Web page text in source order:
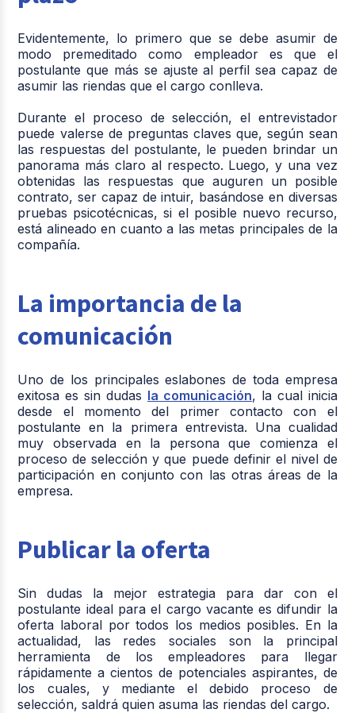
Evidentemente, lo primero que se debe asumir de
modo premeditado como empleador es que el
postulante que más se ajuste al perfil sea capaz de
asumir las riendas que el cargo conlleva.
Durante el proceso de selección, el entrevistador
puede valerse de preguntas claves que, según sean
las respuestas del postulante, le pueden brindar un
panorama más claro al respecto. Luego, y una vez
obtenidas las respuestas que auguren un posible
contrato, ser capaz de intuir, basándose en diversas
pruebas psicotécnicas, si el posible nuevo recurso,
está alineado en cuanto a las metas principales de la
compañía.
La importancia de la
comunicación
Uno de los principales eslabones de toda empresa
exitosa es sin dudas la comunicación, la cual inicia
desde el momento del primer contacto con el
postulante en la primera entrevista. Una cualidad
muy observada en la persona que comienza el
proceso de selección y que puede definir el nivel de
participación en conjunto con las otras áreas de la
empresa.
Publicar la oferta
Sin dudas la mejor estrategia para dar con el
postulante ideal para el cargo vacante es difundir la
oferta laboral por todos los medios posibles. En la
actualidad, las redes sociales son la principal
herramienta de los empleadores para llegar
rápidamente a cientos de potenciales aspirantes, de
los cuales, y mediante el debido proceso de
selección, saldrá quien asuma las riendas del cargo.